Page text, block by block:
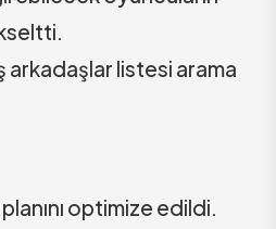
arkadaşlar listesi arama
optimize edildi.